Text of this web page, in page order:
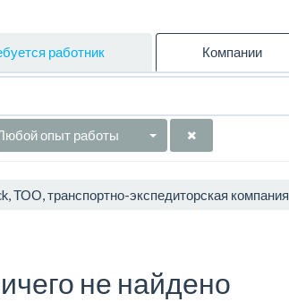
работник Компании
опыт работы
ТОО, транспортно-экспедиторская компания
не найдено